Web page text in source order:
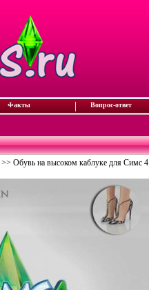
Факты | Вопрос-ответ
>> Обувь на высоком каблуке для Симс 4